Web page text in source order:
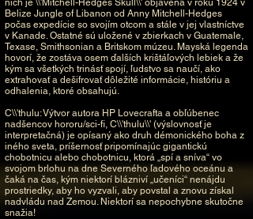
nich je \\'Mitchell-Hedges Skull\\' objavená v roku 1924 v
Belize Jungle of Libanon od Anny Mitchell-Hedges
počas expedície so svojím otcom a stále v jej vlastníctve
v Kanade. Ostatné sú uložené v zbierkach v Guatemale,
Texase, Smithsonian a Britskom múzeu. Mayská legenda
hovorí, že zostáva osem ďalších krištáľových lebiek a že
kým sa všetkých trinásť spojí, ľudstvo sa naučí, ako
extrahovať a dešifrovať dôležité informácie, históriu a
odhalenia, ktoré obsahujú.
C\\'thulu: Výtvor autora HP Lovecrafta a obľúbenec
nadšencov hororu/sci-fi, C\\'thulu\\' (výslovnosť je
interpretačná) je opísaný ako druh démonického boha z
iného sveta, príšernosť pripomínajúc gigantickú
chobotnicu alebo chobotnicu, ktorá „spí a sníva“ vo
svojom brlohu na dne Severného ľadového oceánu a
čaká na čas, kým niektorí blázniví „učeníci“ nenájdu
prostriedky, aby ho vyzvali, aby povstal a znovu získal
nadvládu nad Zemou. Niektorí sa nepochybne skutočne
snažia!